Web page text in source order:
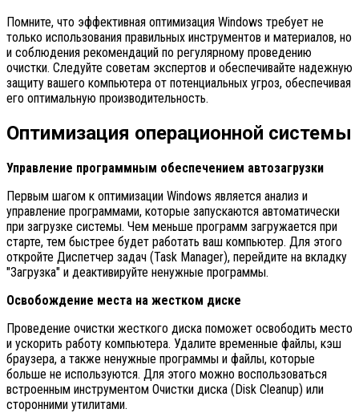
Помните, что эффективная оптимизация Windows требует не
только использования правильных инструментов и материалов, но
и соблюдения рекомендаций по регулярному проведению
очистки. Следуйте советам экспертов и обеспечивайте надежную
защиту вашего компьютера от потенциальных угроз, обеспечивая
его оптимальную производительность.
Оптимизация операционной системы
Управление программным обеспечением автозагрузки
Первым шагом к оптимизации Windows является анализ и
управление программами, которые запускаются автоматически
при загрузке системы. Чем меньше программ загружается при
старте, тем быстрее будет работать ваш компьютер. Для этого
откройте Диспетчер задач (Task Manager), перейдите на вкладку
"Загрузка" и деактивируйте ненужные программы.
Освобождение места на жестком диске
Проведение очистки жесткого диска поможет освободить место
и ускорить работу компьютера. Удалите временные файлы, кэш
браузера, а также ненужные программы и файлы, которые
больше не используются. Для этого можно воспользоваться
встроенным инструментом Очистки диска (Disk Cleanup) или
сторонними утилитами.